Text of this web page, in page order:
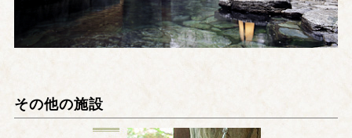
その他の施設